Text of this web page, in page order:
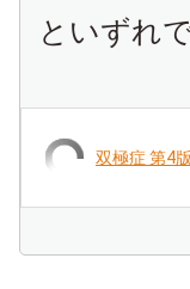
といずれ
双極症 第4